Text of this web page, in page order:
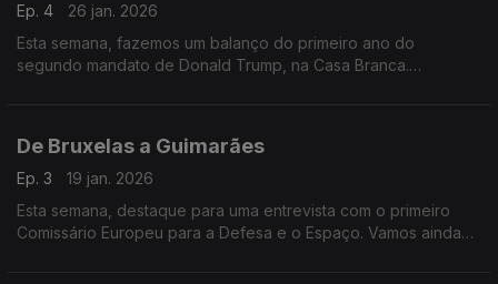
Ep. 4
26 jan. 2026
Esta semana, fazemos um balanço do primeiro ano do
segundo mandato de Donald Trump, na Casa Branca.
De Bruxelas a Guimarães
Ep. 3
19 jan. 2026
Esta semana, destaque para uma entrevista com o primeiro
Comissário Europeu para a Defesa e o Espaço. Vamos ainda